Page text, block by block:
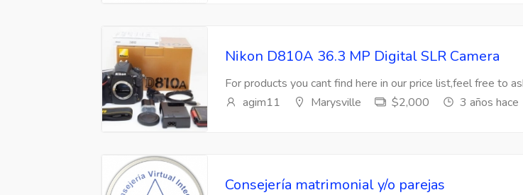
Nikon D810A 36.3 MP Digital SLR Camera
For products you cant find here in our price list,feel free to
agim11
Marysville $2,000 3 años hace
Consejería matrimonial y/o parejas